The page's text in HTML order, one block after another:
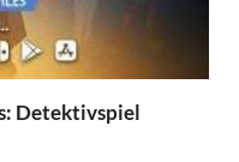
Detektivspiel